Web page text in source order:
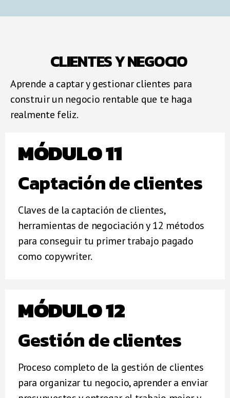
CLIENTES Y NEGOCIO
Aprende a captar y gestionar clientes para
construir un negocio rentable que te haga
realmente feliz.
MÓDULO 11
Captación de clientes
Claves de la captación de clientes,
herramientas de negociación y 12 métodos
para conseguir tu primer trabajo pagado
como copywriter.
MÓDULO 12
Gestión de clientes
Proceso completo de la gestión de clientes
para organizar tu negocio, aprender a enviar